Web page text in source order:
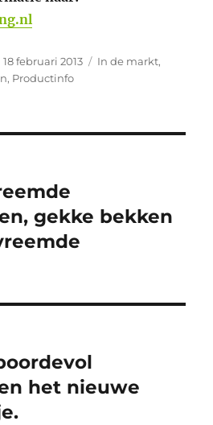
Geplaatst
op
18 februari 2013 Categorieën
In de markt,
, Productinfo
gekke bekken
het nieuwe